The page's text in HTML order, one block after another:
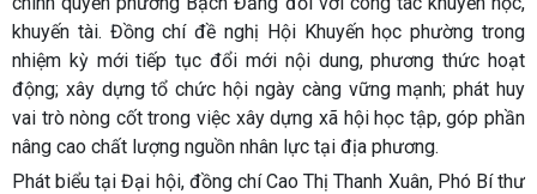
khuyến tài. Đồng chí đề nghị Hội Khuyến học phường trong
nhiệm kỳ mới tiếp tục đổi mới nội dung, phương thức hoạt
động; xây dựng tổ chức hội ngày càng vững mạnh; phát huy
vai trò nòng cốt trong việc xây dựng xã hội học tập, góp phần
nâng cao chất lượng nguồn nhân lực tại địa phương.
Phát biểu tại Đại hội, đồng chí Cao Thị Thanh Xuân, Phó Bí thư